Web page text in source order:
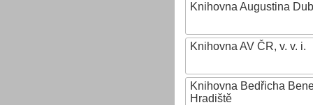
Knihovna Augustina
Knihovna AV ČR, v. v. i.
Knihovna Bedřicha
Hradiště